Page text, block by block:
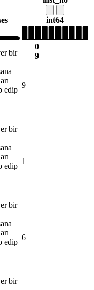
int64
0
9
bir
edip
9
bir
edip
1
bir
edip
6
bir